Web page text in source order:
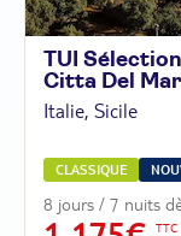
TUI
Citta Del
Italie, Sicile
CLASSIQUE
8 jours / 7 nuits
TTC